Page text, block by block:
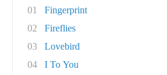
01
Fingerprint
02
Fireflies
03
Lovebird
04
I To You